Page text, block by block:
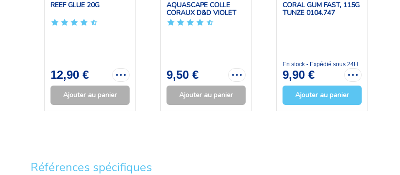
REEF GLUE 20G
12,90 €
Ajouter au panier
AQUASCAPE COLLE
CORAUX D&D VIOLET
9,50 €
Ajouter au panier
CORAL GUM FAST, 115G
TUNZE 0104.747
En stock - Expédié sous 24H
9,90 €
Ajouter au panier
Références spécifiques